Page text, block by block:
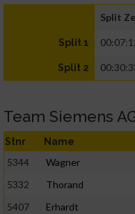
Split
Split 1
Split 2
Team Siemens
Stnr Name
5344 Wagner
5332
Thorand
5407
Erhardt